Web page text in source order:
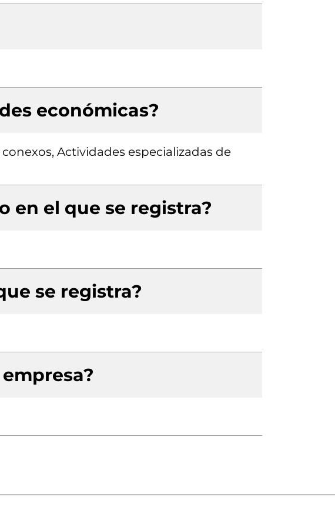
económicas?
Actividades especializadas de
en el que se registra?
se registra?